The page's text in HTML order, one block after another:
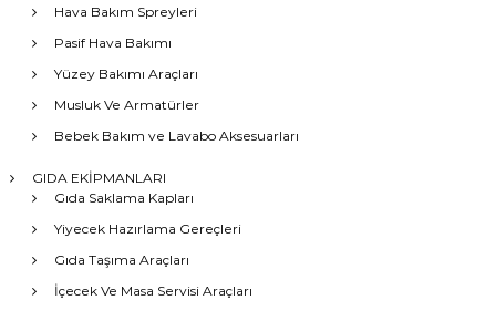
Hava Bakım Spreyleri
Pasif Hava Bakımı
Yüzey Bakımı Araçları
Musluk Ve Armatürler
Bebek Bakım ve Lavabo Aksesuarları
GIDA EKİPMANLARI
Gıda Saklama Kapları
Yiyecek Hazırlama Gereçleri
Gıda Taşıma Araçları
İçecek Ve Masa Servisi Araçları